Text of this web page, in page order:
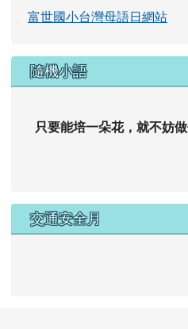
隨機小語
交通安全月